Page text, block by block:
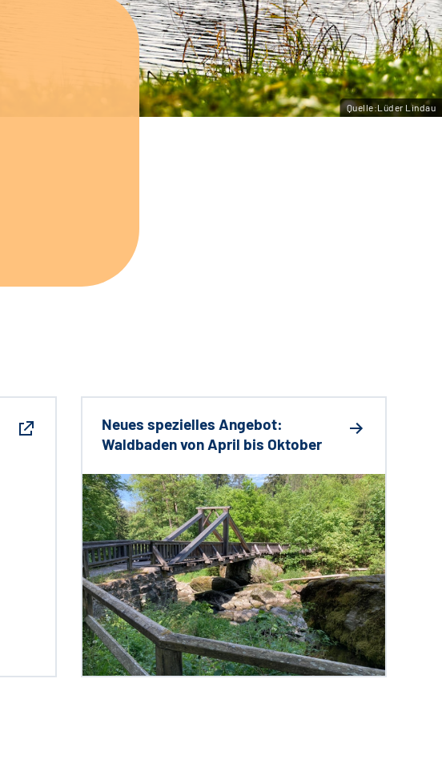
Quelle:Lüder Lindau
Neues spezielles Angebot:
Waldbaden von April bis Oktober